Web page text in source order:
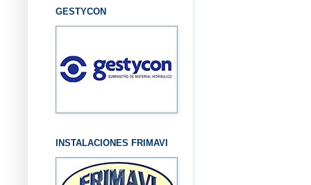
GESTYCON
INSTALACIONES FRIMAVI